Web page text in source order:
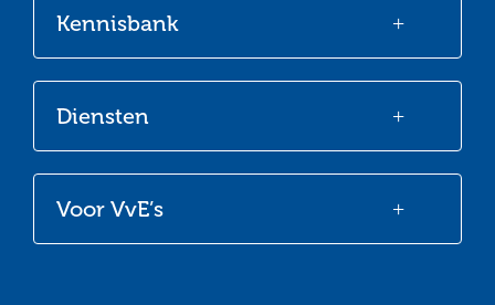
Voor VvE’s
Diensten
Kennisbank